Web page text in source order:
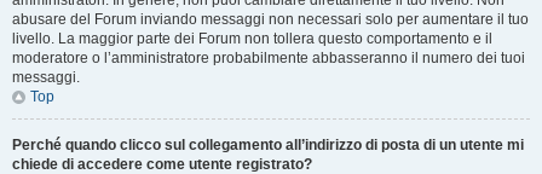
abusare del Forum inviando messaggi non necessari solo per aumentare il tuo
livello. La maggior parte dei Forum non tollera questo comportamento e il
moderatore o l’amministratore probabilmente abbasseranno il numero dei tuoi
messaggi.
Top
Perché quando clicco sul collegamento all’indirizzo di posta di un utente mi
chiede di accedere come utente registrato?